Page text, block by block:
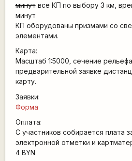
минутвсе КП по выбору 3 км,
минут
КП оборудованы призмами со
элементами.
Карта:
Масштаб 1:5000, сечение
предварительной заявке
карту.
Заявки:
Форма
Оплата:
С участников собирается плата
электронной отметки и
4 BYN